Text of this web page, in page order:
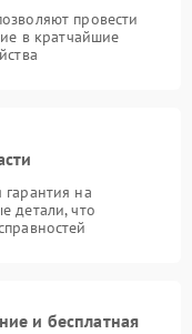
провести
в кратчайшие
на
детали, что
и бесплатная